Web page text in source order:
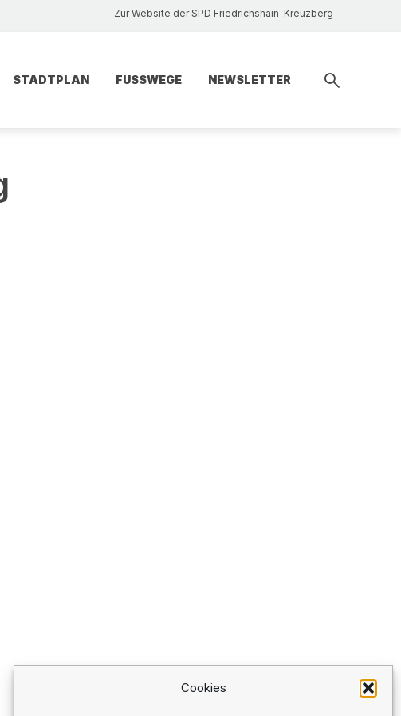
Cookies
Zur Website der SPD Friedrichshain-Kreuzberg
STADTPLAN FUSSWEGE NEWSLETTER